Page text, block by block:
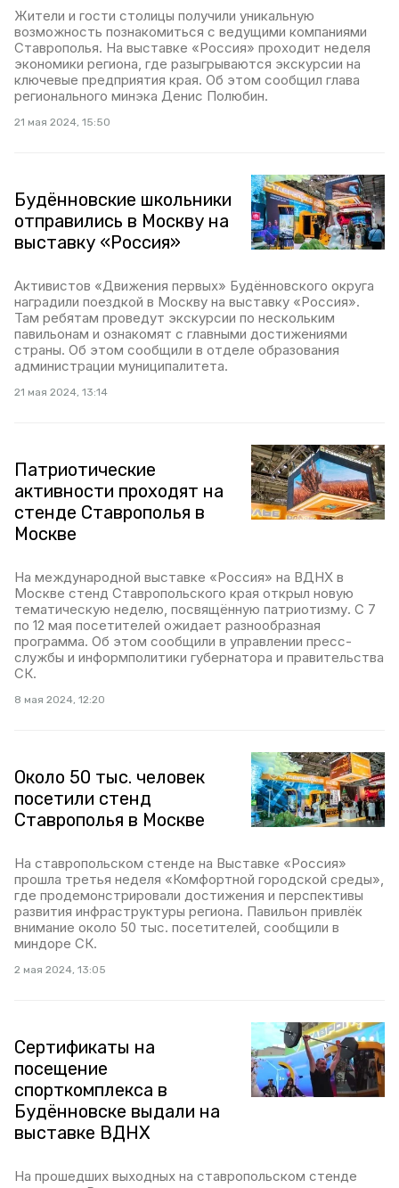
Жители и гости столицы получили уникальную
возможность познакомиться с ведущими компаниями
Ставрополья. На выставке «Россия» проходит неделя
экономики региона, где разыгрываются экскурсии на
ключевые предприятия края. Об этом сообщил глава
регионального минэка Денис Полюбин.
21 мая 2024, 15:50
Будённовские школьники
отправились в Москву на
выставку «Россия»
Активистов «Движения первых» Будённовского округа
наградили поездкой в Москву на выставку «Россия».
Там ребятам проведут экскурсии по нескольким
павильонам и ознакомят с главными достижениями
страны. Об этом сообщили в отделе образования
администрации муниципалитета.
21 мая 2024, 13:14
Патриотические
активности проходят на
стенде Ставрополья в
Москве
На международной выставке «Россия» на ВДНХ в
Москве стенд Ставропольского края открыл новую
тематическую неделю, посвящённую патриотизму. С 7
по 12 мая посетителей ожидает разнообразная
программа. Об этом сообщили в управлении пресс-
службы и информполитики губернатора и правительства
СК.
8 мая 2024, 12:20
Около 50 тыс. человек
посетили стенд
Ставрополья в Москве
На ставропольском стенде на Выставке «Россия»
прошла третья неделя «Комфортной городской среды»,
где продемонстрировали достижения и перспективы
развития инфраструктуры региона. Павильон привлёк
внимание около 50 тыс. посетителей, сообщили в
миндоре СК.
2 мая 2024, 13:05
Сертификаты на
посещение
спорткомплекса в
Будённовске выдали на
выставке ВДНХ
На прошедших выходных на ставропольском стенде